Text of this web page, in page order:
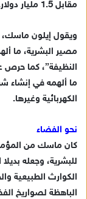
مقابل 1.5 مليار دولار.
ويقول إيلون ماسك،
مصير البشرية، ما
النظيفة”، كما حرص
ما ألهمه في إنشاء
الكهربائية وغيرها.
نحو الفضاء
كان ماسك من
للبشرية، وجعله
الكوارث الطبيعية